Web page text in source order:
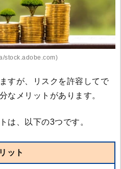
stock.adobe.com)
すが、リスクを許容してで
なメリットがあります。
は、以下の3つです。
ット